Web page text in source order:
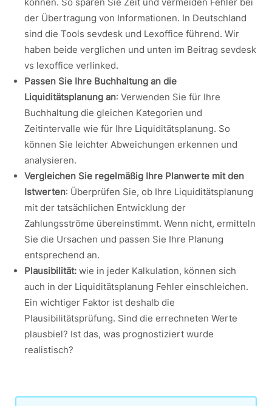
der Übertragung von Informationen. In Deutschland
sind die Tools sevdesk und Lexoffice führend. Wir
haben beide verglichen und unten im Beitrag sevdesk
vs lexoffice verlinked.
Passen Sie Ihre Buchhaltung an die
Liquiditätsplanung an: Verwenden Sie für Ihre
Buchhaltung die gleichen Kategorien und
Zeitintervalle wie für Ihre Liquiditätsplanung. So
können Sie leichter Abweichungen erkennen und
analysieren.
Vergleichen Sie regelmäßig Ihre Planwerte mit den
Istwerten: Überprüfen Sie, ob Ihre Liquiditätsplanung
mit der tatsächlichen Entwicklung der
Zahlungsströme übereinstimmt. Wenn nicht, ermitteln
Sie die Ursachen und passen Sie Ihre Planung
entsprechend an.
Plausibilität:wie in jeder Kalkulation, können sich
auch in der Liquiditätsplanung Fehler einschleichen.
Ein wichtiger Faktor ist deshalb die
Plausibilitätsprüfung. Sind die errechneten Werte
plausbiel? Ist das, was prognostiziert wurde
realistisch?